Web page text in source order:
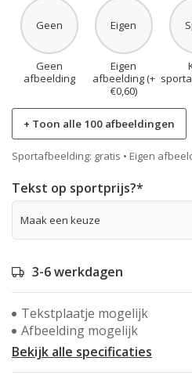
Geen
Geen
afbeelding
Eigen
Eigen
afbeelding (+
€0,60)
+ Toon alle 100 afbeeldingen
Sportafbeelding: gratis • Eigen
Tekst op sportprijs?*
3-6 werkdagen
Tekstplaatje mogelijk
Afbeelding mogelijk
Bekijk alle specificaties